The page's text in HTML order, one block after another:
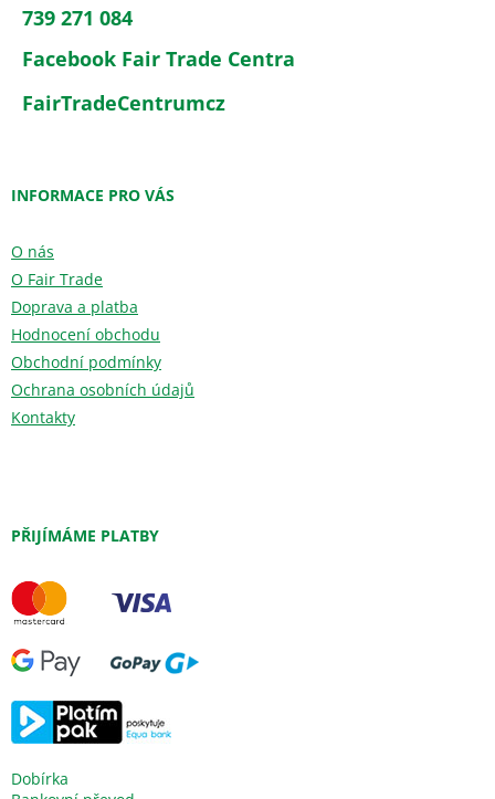
739 271 084
Facebook Fair Trade Centra
FairTradeCentrumcz
INFORMACE PRO VÁS
O nás
O Fair Trade
Doprava a platba
Hodnocení obchodu
Obchodní podmínky
Ochrana osobních údajů
Kontakty
PŘIJÍMÁME PLATBY
Dobírka